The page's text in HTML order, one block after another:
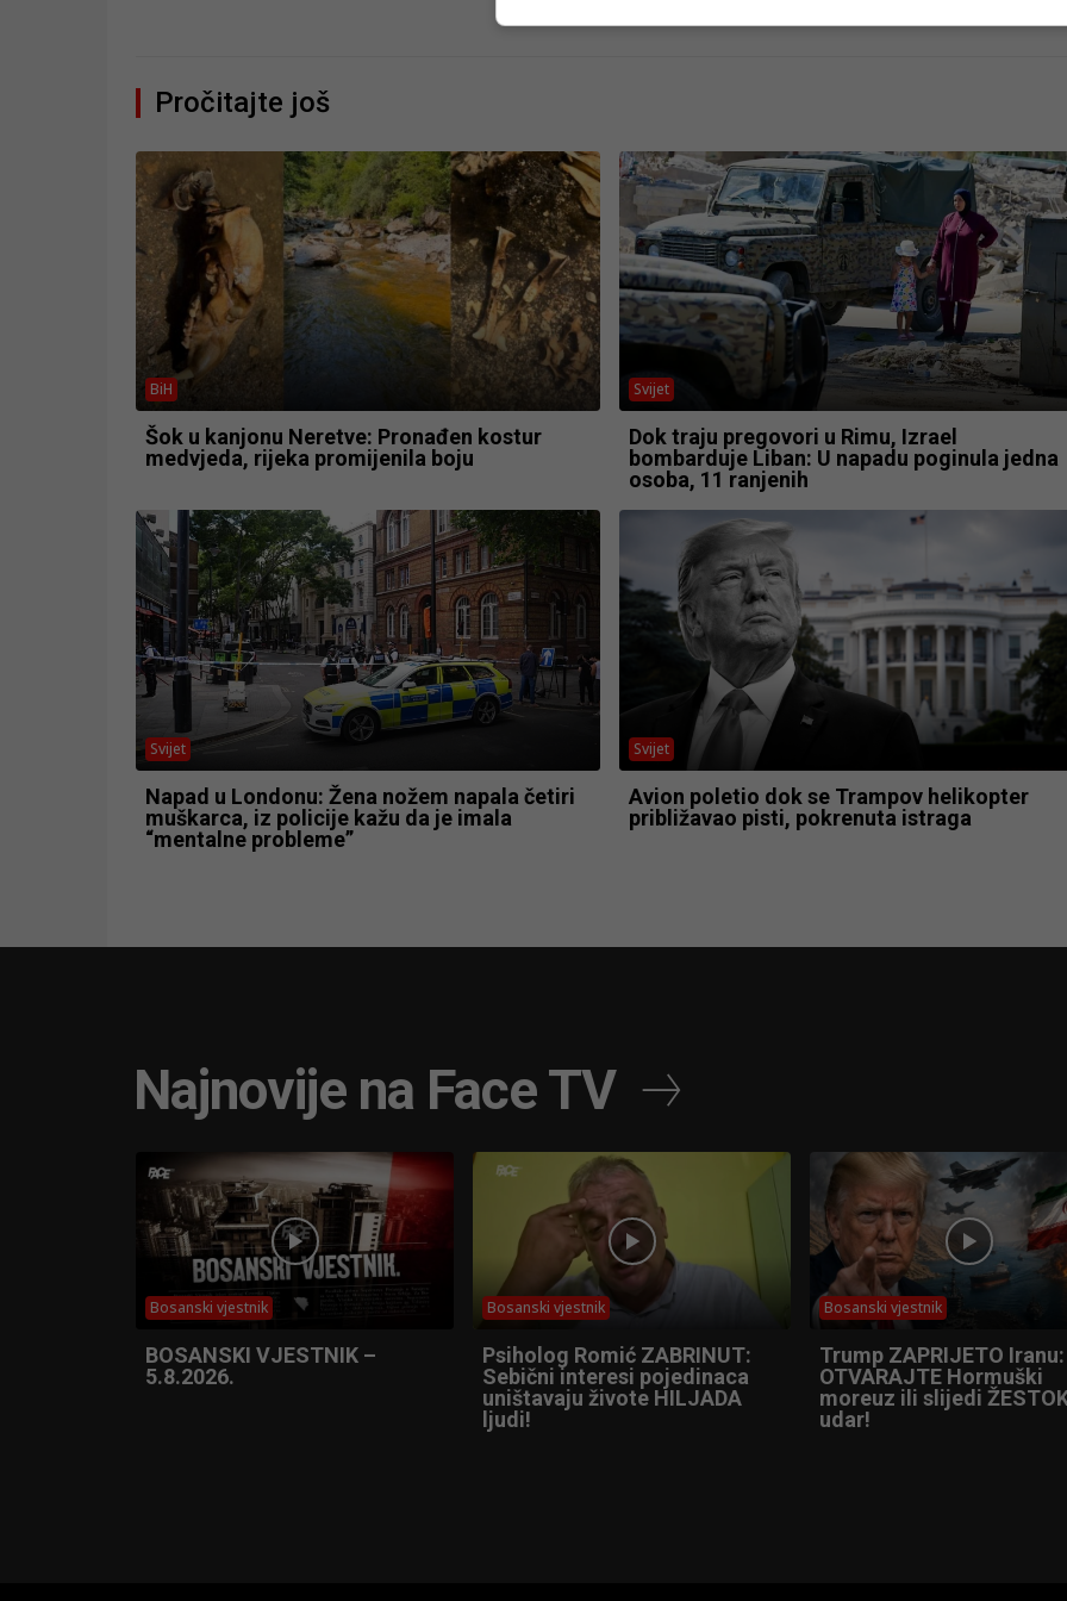
Pročitajte još
BiH
Šok u kanjonu Neretve: Pronađen kostur
medvjeda, rijeka promijenila boju
Svijet
Dok traju pregovori u Rimu, Izrael
bombarduje Liban: U napadu poginula jedna
osoba, 11 ranjenih
Svijet
Napad u Londonu: Žena nožem napala četiri
muškarca, iz policije kažu da je imala
“mentalne probleme”
Svijet
Avion poletio dok se Trampov helikopter
približavao pisti, pokrenuta istraga
Najnovije na Face TV
Bosanski vjestnik
BOSANSKI VJESTNIK –
5.8.2026.
Bosanski vjestnik
Psiholog Romić ZABRINUT:
Sebični interesi pojedinaca
uništavaju živote HILJADA
ljudi!
Bosanski vjestnik
Trump ZAPRIJETO Iranu:
OTVARAJTE Hormuški
moreuz ili slijedi
udar!